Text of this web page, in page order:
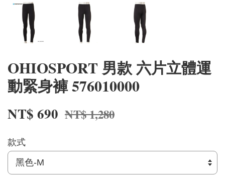
OHIOSPORT 男款 六片立體運
動緊身褲 576010000
NT$ 690 NT$ 1,280
款式